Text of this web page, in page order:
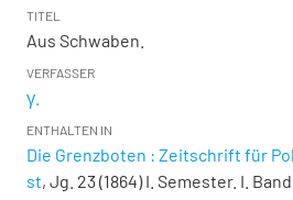
TITEL
Aus Schwaben.
VERFASSER
γ.
ENTHALTEN IN
Die Grenzboten : Zeitschrift für
st, Jg. 23 (1864) I. Semester. I.